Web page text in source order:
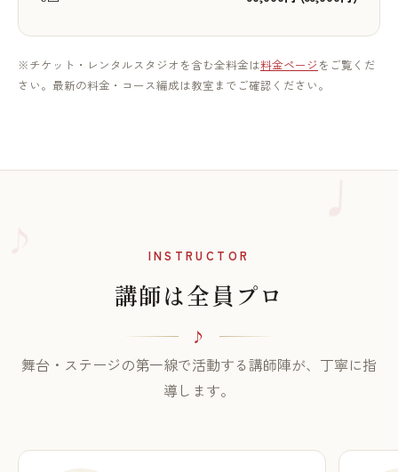
※チケット・レンタルスタジオを含む全料金は料金ページ をご覧くだ
さい。最新の料金・コース編成は教室までご確認ください。
INSTRUCTOR
講師は全員プロ
舞台・ステージの第一線で活動する講師陣が、丁寧に指
導します。